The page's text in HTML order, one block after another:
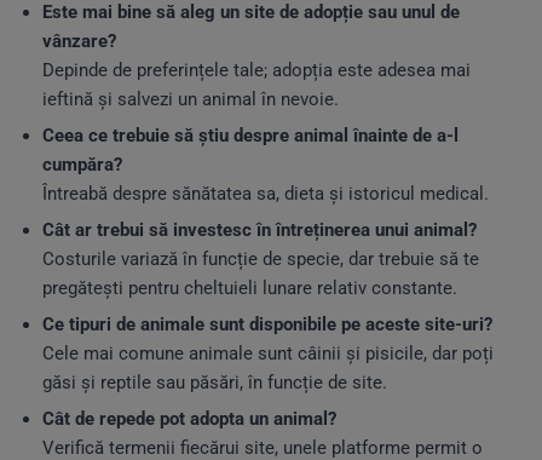
Este mai bine să aleg un site de adopție sau unul de
vânzare?
Depinde de preferințele tale; adopția este adesea mai
ieftină și salvezi un animal în nevoie.
Ceea ce trebuie să știu despre animal înainte de a-l
cumpăra?
Întreabă despre sănătatea sa, dieta și istoricul medical.
Cât ar trebui să investesc în întreținerea unui animal?
Costurile variază în funcție de specie, dar trebuie să te
pregătești pentru cheltuieli lunare relativ constante.
Ce tipuri de animale sunt disponibile pe aceste site-uri?
Cele mai comune animale sunt câinii și pisicile, dar poți
găsi și reptile sau păsări, în funcție de site.
Cât de repede pot adopta un animal?
Verifică termenii fiecărui site, unele platforme permit o